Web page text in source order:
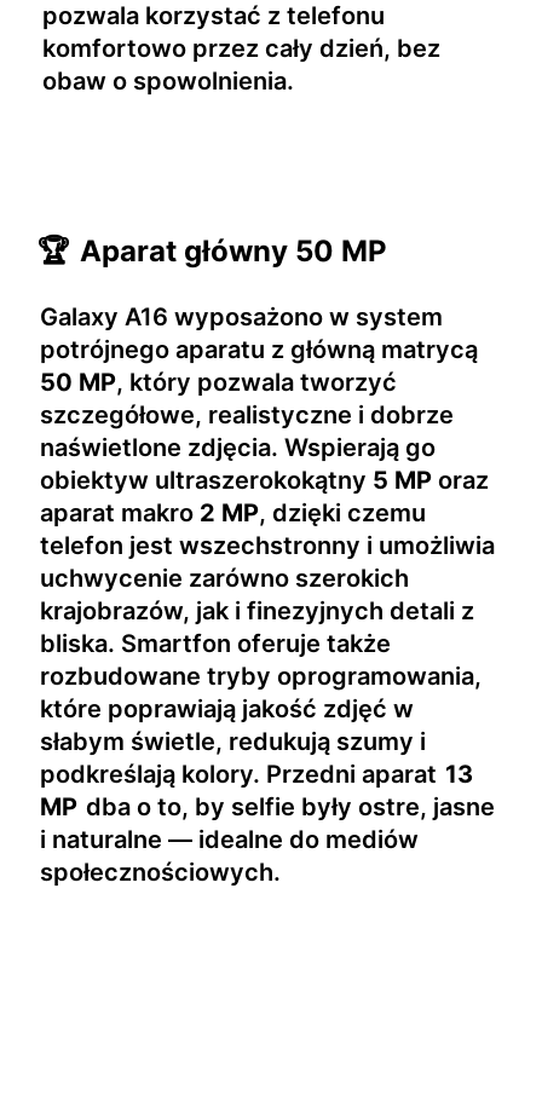
pozwala korzystać z telefonu
komfortowo przez cały dzień, bez
obaw o spowolnienia.
🏆 Aparat główny 50 MP
Galaxy A16 wyposażono w system
potrójnego aparatu z główną matrycą
50 MP, który pozwala tworzyć
szczegółowe, realistyczne i dobrze
naświetlone zdjęcia. Wspierają go
obiektyw ultraszerokokątny 5 MP oraz
aparat makro 2 MP, dzięki czemu
telefon jest wszechstronny i umożliwia
uchwycenie zarówno szerokich
krajobrazów, jak i finezyjnych detali z
bliska. Smartfon oferuje także
rozbudowane tryby oprogramowania,
które poprawiają jakość zdjęć w
słabym świetle, redukują szumy i
podkreślają kolory. Przedni aparat 13
MP dba o to, by selfie były ostre, jasne
i naturalne — idealne do mediów
społecznościowych.